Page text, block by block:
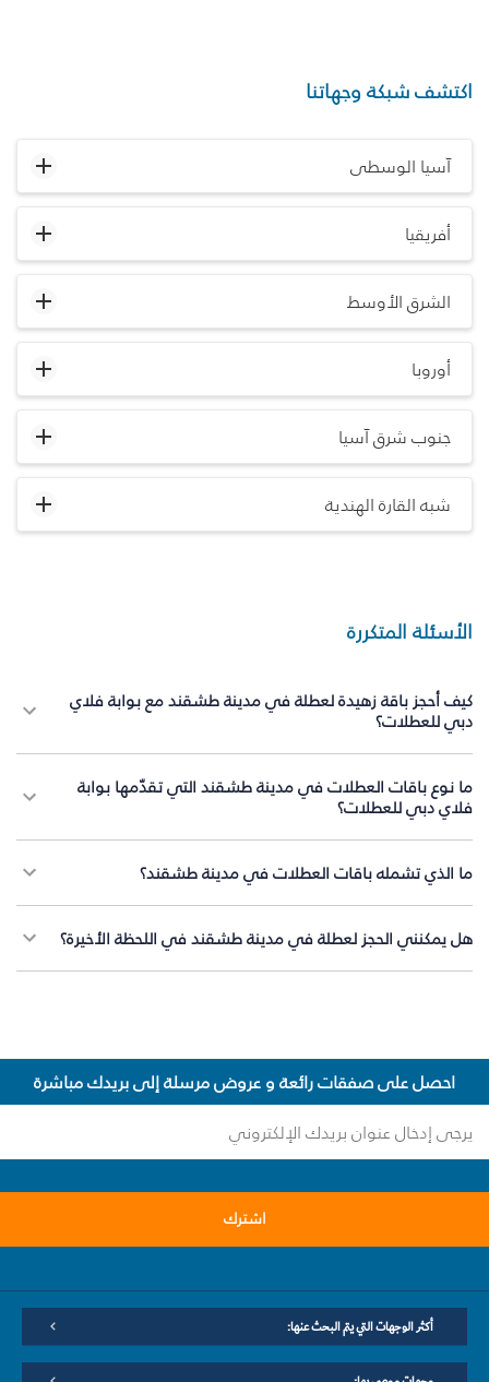
اكتشف شبكة وجهاتنا
آسيا الوسطى
أفريقيا
الشرق الأوسط
أوروبا
جنوب شرق آسيا
شبه القارة الهندية
الأسئلة المتكررة
كيف أحجز باقة زهيدة لعطلة في مدينة طشقند مع بوابة فلاي
دبي للعطلات؟
ما نوع باقات العطلات في مدينة طشقند التي تقدّمها بوابة
فلاي دبي للعطلات؟
ما الذي تشمله باقات العطلات في مدينة طشقند؟
هل يمكنني الحجز لعطلة في مدينة طشقند في اللحظة الأخيرة؟
احصل على صفقات رائعة و عروض مرسلة إلى بريدك مباشرة
اشترك
أكثر الوجهات التي يتم البحث عنها: